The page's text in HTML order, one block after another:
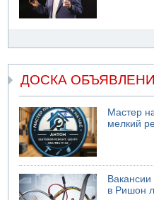
ДОСКА
Мастер
мелкий
в Ришон